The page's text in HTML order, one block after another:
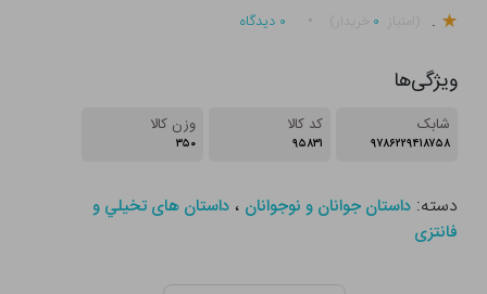
. ۰ ۰ دیدگاه
ویژگی‌ها
شابک
۹۷۸۶۲۲۹۴۱۸۷۵۸
کد کالا
۹۵۸۳۱
وزن کالا
۳۵۰
دسته:داستان جوانان و نوجوانان ،داستان های تخيلي و
فانتزی